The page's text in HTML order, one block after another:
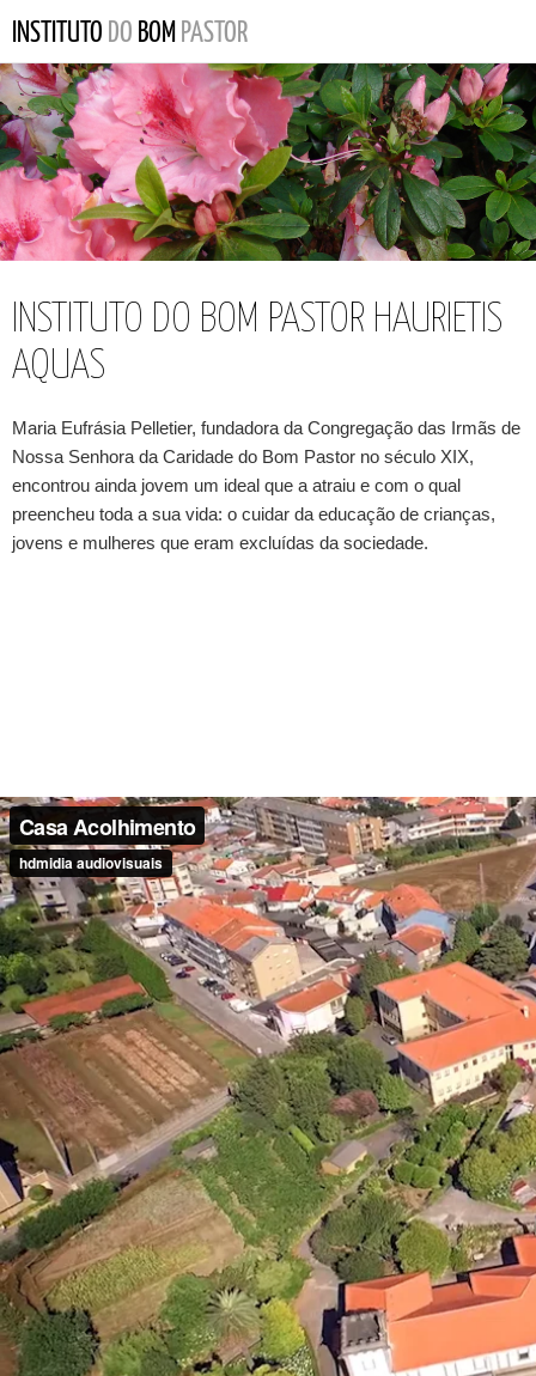
INSTITUTO DO BOM PASTOR HAURIETIS
AQUAS
Maria Eufrásia Pelletier, fundadora da Congregação das Irmãs de
Nossa Senhora da Caridade do Bom Pastor no século XIX,
encontrou ainda jovem um ideal que a atraiu e com o qual
preencheu toda a sua vida: o cuidar da educação de crianças,
jovens e mulheres que eram excluídas da sociedade.